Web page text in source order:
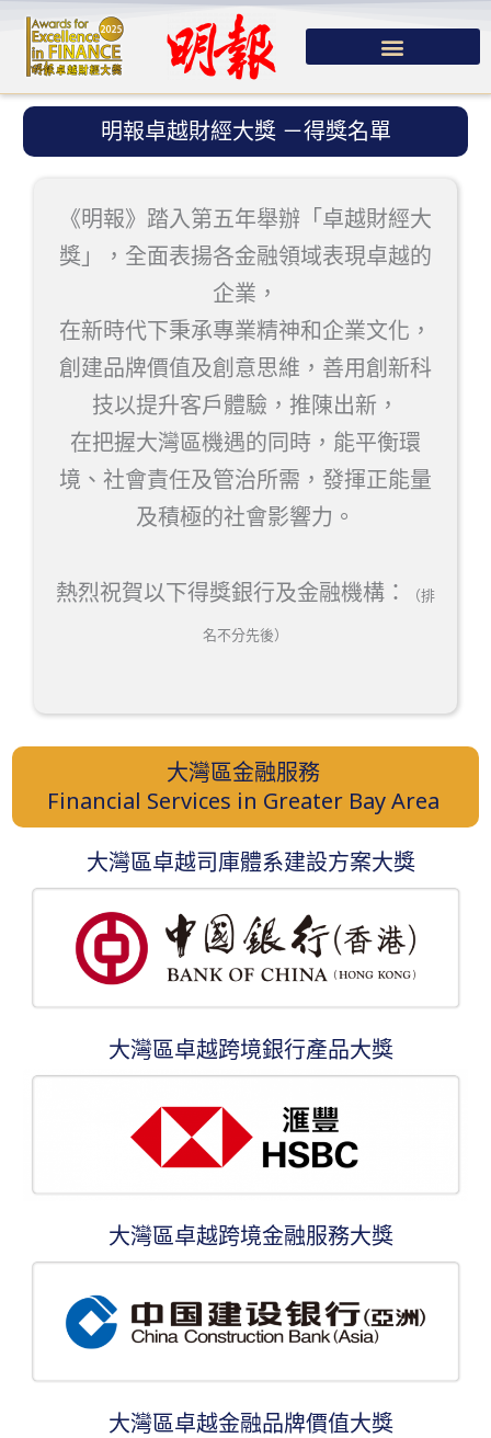
主
明報卓越財經大獎 －得獎名單
《明報》踏入第五年舉辦「卓越財經大
獎」，全面表揚各金融領域表現卓越的
企業，
在新時代下秉承專業精神和企業文化，
創建品牌價值及創意思維，善用創新科
技以提升客戶體驗，推陳出新，
在把握大灣區機遇的同時，能平衡環
境、社會責任及管治所需，發揮正能量
及積極的社會影響力。
熱烈祝賀以下得獎銀行及金融機構：
（排
名不分先後）
大灣區金融服務
Financial Services in Greater Bay Area
大灣區卓越司庫體系建設方案大獎
大灣區卓越跨境銀行產品大獎
大灣區卓越跨境金融服務大獎
大灣區卓越金融品牌價值大獎